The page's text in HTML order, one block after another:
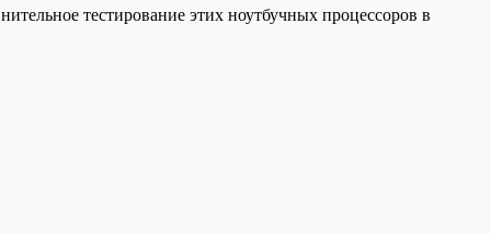
тестирование этих ноутбучных процессоров в